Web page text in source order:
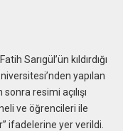
Sarıgül’ün kıldırdığı
yapılan
resimi açılışı
ve öğrencileri ile
ifadelerine yer verildi.